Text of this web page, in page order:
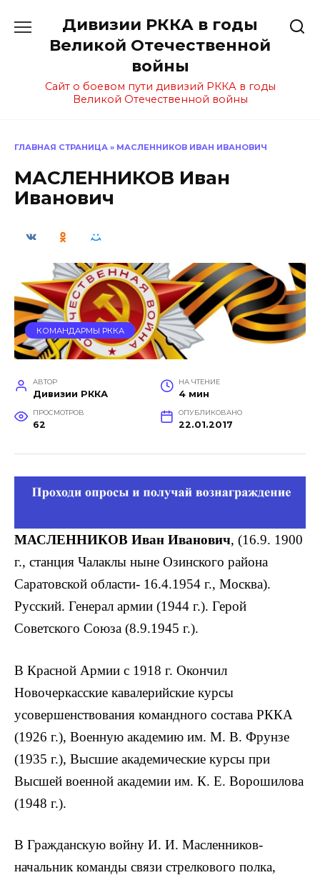
содержанию
Дивизии РККА в годы
Великой Отечественной
войны
Сайт о боевом пути дивизий РККА в годы
Великой Отечественной войны
ГЛАВНАЯ СТРАНИЦА » МАСЛЕННИКОВ ИВАН ИВАНОВИЧ
МАСЛЕННИКОВ Иван
Иванович
КОМАНДАРМЫ РККА
АВТОР
Дивизии РККА
НА ЧТЕНИЕ
4 мин
ПРОСМОТРОВ
62
ОПУБЛИКОВАНО
22.01.2017
МАСЛЕННИКОВ Иван Иванович, (16.9. 1900
г., станция Чалаклы ныне Озинского района
Саратовской области- 16.4.1954 г., Москва).
Русский. Генерал армии (1944 г.). Герой
Советского Союза (8.9.1945 г.).
В Красной Армии с 1918 г. Окончил
Новочеркасские кавалерийские курсы
усовершенствования командного состава РККА
(1926 г.), Военную академию им. М. В. Фрунзе
(1935 г.), Высшие академические курсы при
Высшей военной академии им. К. Е. Ворошилова
(1948 г.).
В Гражданскую войну И. И. Масленников-
начальник команды связи стрелкового полка,